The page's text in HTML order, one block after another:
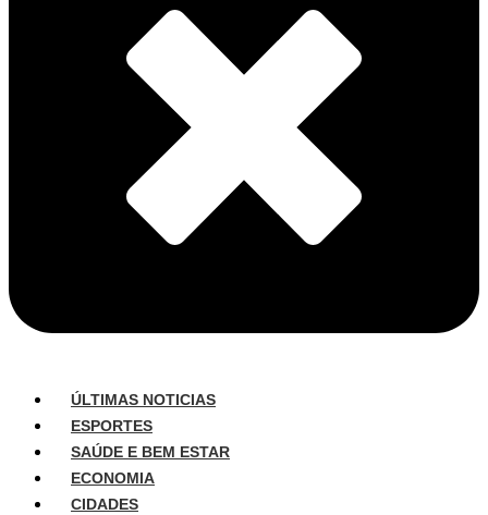
ÚLTIMAS NOTICIAS
ESPORTES
SAÚDE E BEM ESTAR
ECONOMIA
CIDADES